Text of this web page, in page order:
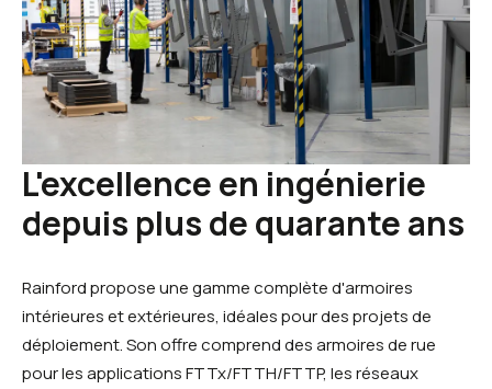
L'excellence en ingénierie
depuis plus de quarante ans
Rainford propose une gamme complète d'armoires
intérieures et extérieures, idéales pour des projets de
déploiement. Son offre comprend des armoires de rue
pour les applications FTTx/FTTH/FTTP, les réseaux